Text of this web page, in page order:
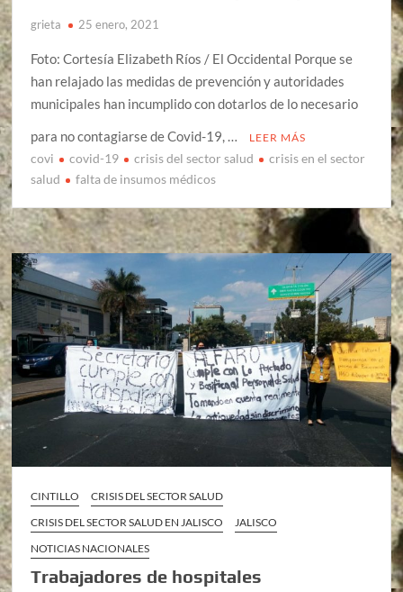
grieta 25 enero, 2021
Foto: Cortesía Elizabeth Ríos / El Occidental Porque se
han relajado las medidas de prevención y autoridades
municipales han incumplido con dotarlos de lo necesario
para no contagiarse de Covid-19, …
LEER MÁS
covi covid-19 crisis del sector salud
crisis en el sector
salud
falta de insumos médicos
CINTILLO
CRISIS DEL SECTOR SALUD
CRISIS DEL SECTOR SALUD EN JALISCO
JALISCO
NOTICIAS NACIONALES
Trabajadores de hospitales